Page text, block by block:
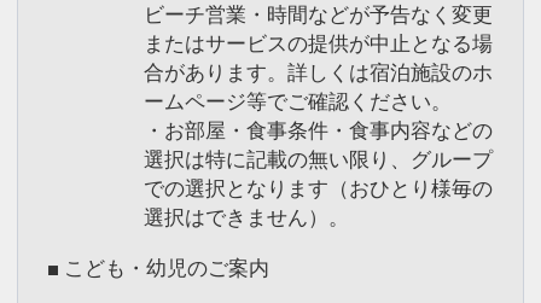
ビーチ営業・時間などが予告なく変更
またはサービスの提供が中止となる場
合があります。詳しくは宿泊施設のホ
ームページ等でご確認ください。
・お部屋・食事条件・食事内容などの
選択は特に記載の無い限り、グループ
での選択となります（おひとり様毎の
選択はできません）。
■ こども・幼児のご案内